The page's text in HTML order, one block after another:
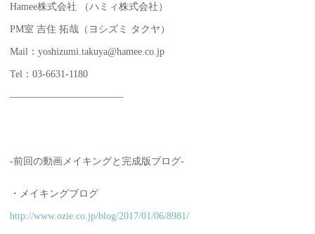
Hamee株式会社 （ハミィ株式会社）
PM室 吉住 拓哉（ヨシズミ タクヤ）
Mail：yoshizumi.takuya@hamee.co.jp
Tel：03-6631-1180
———————————–
-前回の動画メイキングと完成版ブログ-
・メイキングブログ
http://www.ozie.co.jp/blog/2017/01/06/8981/